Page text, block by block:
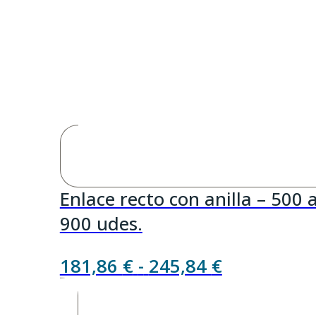
Enlace recto con anilla – 500
900 udes.
181,86 € - 245,84 €Rango